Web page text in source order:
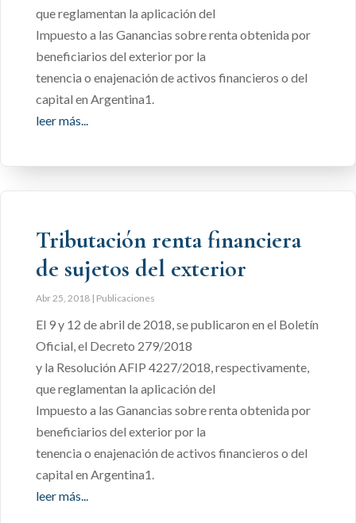
que reglamentan la aplicación del
Impuesto a las Ganancias sobre renta obtenida por
beneficiarios del exterior por la
tenencia o enajenación de activos financieros o del
capital en Argentina1.
leer más...
Tributación renta financiera
de sujetos del exterior
Abr 25, 2018 | Publicaciones
El 9 y 12 de abril de 2018, se publicaron en el Boletín
Oficial, el Decreto 279/2018
y la Resolución AFIP 4227/2018, respectivamente,
que reglamentan la aplicación del
Impuesto a las Ganancias sobre renta obtenida por
beneficiarios del exterior por la
tenencia o enajenación de activos financieros o del
capital en Argentina1.
leer más...